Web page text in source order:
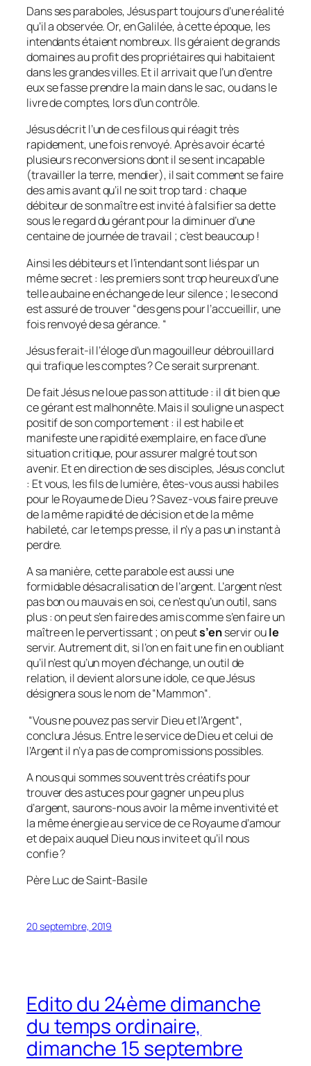
Dans ses paraboles, Jésus part toujours d’une réalité
qu’il a observée. Or, en Galilée, à cette époque, les
intendants étaient nombreux. Ils géraient de grands
domaines au profit des propriétaires qui habitaient
dans les grandes villes. Et il arrivait que l’un d’entre
eux se fasse prendre la main dans le sac, ou dans le
livre de comptes, lors d’un contrôle.
Jésus décrit l’un de ces filous qui réagit très
rapidement, une fois renvoyé. Après avoir écarté
plusieurs reconversions dont il se sent incapable
(travailler la terre, mendier), il sait comment se faire
des amis avant qu’il ne soit trop tard : chaque
débiteur de son maître est invité à falsifier sa dette
sous le regard du gérant pour la diminuer d’une
centaine de journée de travail ; c’est beaucoup !
Ainsi les débiteurs et l’intendant sont liés par un
même secret : les premiers sont trop heureux d’une
telle aubaine en échange de leur silence ; le second
est assuré de trouver “des gens pour l’accueillir, une
fois renvoyé de sa gérance. “
Jésus ferait-il l’éloge d’un magouilleur débrouillard
qui trafique les comptes ? Ce serait surprenant.
De fait Jésus ne loue pas son attitude : il dit bien que
ce gérant est malhonnête. Mais il souligne un aspect
positif de son comportement : il est habile et
manifeste une rapidité exemplaire, en face d’une
situation critique, pour assurer malgré tout son
avenir. Et en direction de ses disciples, Jésus conclut
: Et vous, les fils de lumière, êtes-vous aussi habiles
pour le Royaume de Dieu ? Savez-vous faire preuve
de la même rapidité de décision et de la même
habileté, car le temps presse, il n’y a pas un instant à
perdre.
A sa manière, cette parabole est aussi une
formidable désacralisation de l’argent. L’argent n’est
pas bon ou mauvais en soi, ce n’est qu’un outil, sans
plus : on peut s’en faire des amis comme s’en faire un
maître en le pervertissant ; on peuts’enservir oule
servir. Autrement dit, si l’on en fait une fin en oubliant
qu’il n’est qu’un moyen d’échange, un outil de
relation, il devient alors une idole, ce que Jésus
désignera sous le nom de “Mammon“.
“Vous ne pouvez pas servir Dieu et l’Argent“,
conclura Jésus. Entre le service de Dieu et celui de
l’Argent il n’y a pas de compromissions possibles.
A nous qui sommes souvent très créatifs pour
trouver des astuces pour gagner un peu plus
d’argent, saurons-nous avoir la même inventivité et
la même énergie au service de ce Royaume d’amour
et de paix auquel Dieu nous invite et qu’il nous
confie ?
Père Luc de Saint-Basile
20 septembre, 2019
Edito du 24ème dimanche
du temps ordinaire,
dimanche 15 septembre